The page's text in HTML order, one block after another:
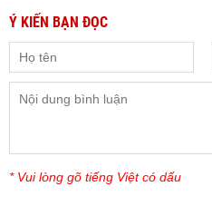
Ý KIẾN BẠN ĐỌC
* Vui lòng gõ tiếng Việt có dấu